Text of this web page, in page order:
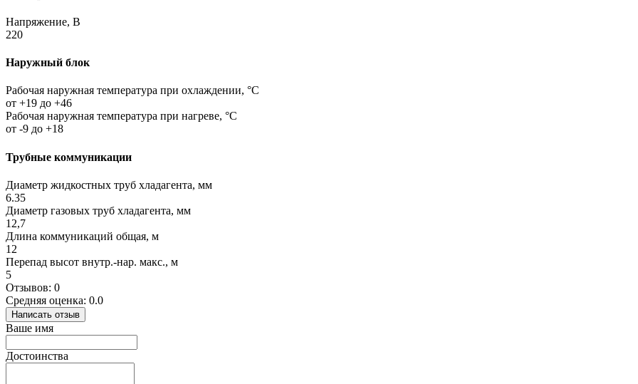
Напряжение, В
220
Наружный блок
Рабочая наружная температура при охлаждении, °C
от +19 до +46
Рабочая наружная температура при нагреве, °C
от -9 до +18
Трубные коммуникации
Диаметр жидкостных труб хладагента, мм
6.35
Диаметр газовых труб хладагента, мм
12,7
Длина коммуникаций общая, м
12
Перепад высот внутр.-нар. макс., м
5
Отзывов: 0
Средняя оценка: 0.0
Написать отзыв
Ваше имя
Достоинства